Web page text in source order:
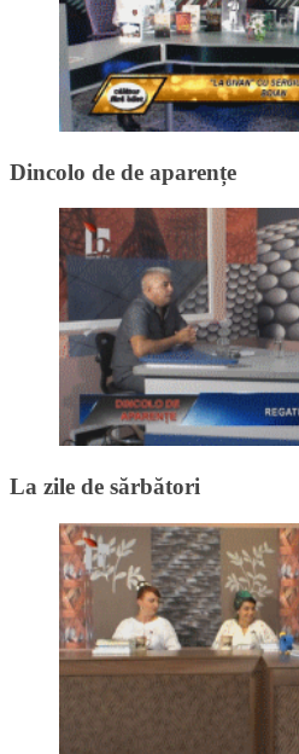
Dincolo de de aparențe
La zile de sărbători